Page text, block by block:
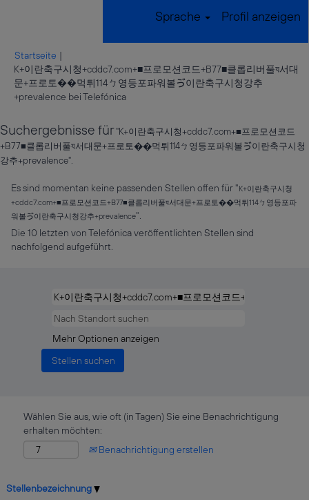
Sprache Profil anzeigen
Startseite |
K+이란축구시청+cddc7.com+■프로모션코드+B77■클롭리버풀য서대
문+프로토��먹튀114ㄅ영등포파워볼ゔ이란축구시청강추
+prevalence bei Telefónica(aktuelle
Suchergebnisse für"K+이란축구시청+cddc7.com+■프로모션코드
+B77■클롭리버풀য서대문+프로토��먹튀114ㄅ영등포파워볼ゔ이란축구시청
강추+prevalence".
Es sind momentan keine passenden Stellen offen für "K+이란축구시청
+cddc7.com+■프로모션코드+B77■클롭리버풀য서대문+프로토��먹튀114ㄅ영등포파
워볼ゔ이란축구시청강추+prevalence".
Die 10 letzten von Telefónica veröffentlichten Stellen sind
nachfolgend aufgeführt.
Mehr Optionen anzeigen
Wählen Sie aus, wie oft (in Tagen) Sie eine Benachrichtigung
erhalten möchten:
Benachrichtigung erstellen
Stellenbezeichnung